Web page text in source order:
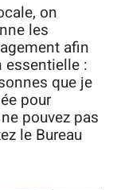
on
les
afin
essentielle :
que je
pour
pouvez pas
le Bureau